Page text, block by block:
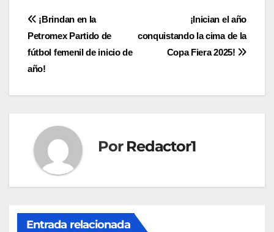
Navegación
de
entradas
¡Inician el año
conquistando la cima de la
Copa Fiera 2025!
¡Brindan en la
Petromex Partido de
fútbol femenil de inicio de
año!
Por Redactor1
Entrada relacionada